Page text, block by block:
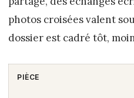
photos croisées valent
dossier est cadré tôt,
PIÈCE